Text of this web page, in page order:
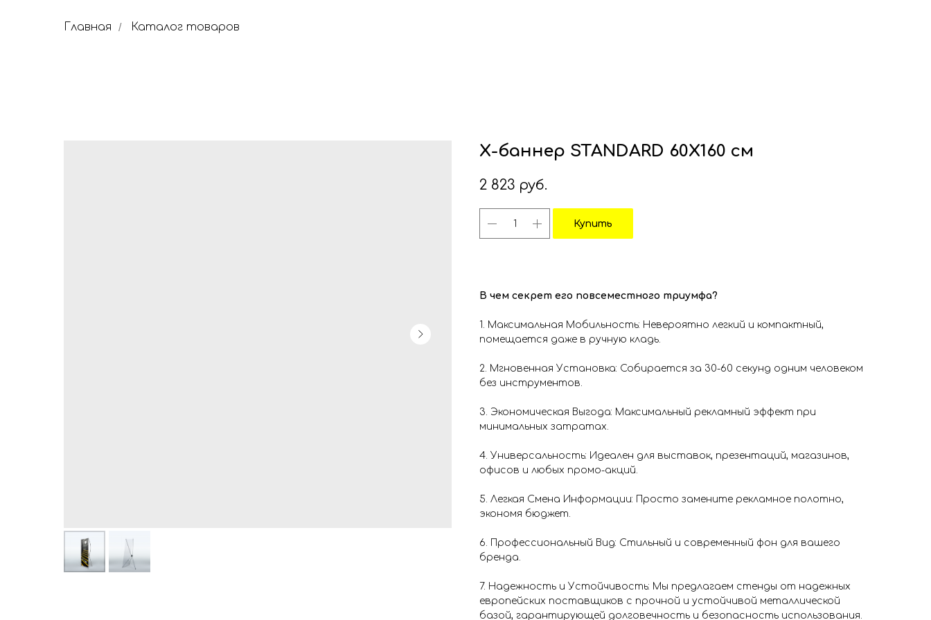
Главная / Каталог товаров
Х-баннер STANDARD 60X160 см
2 823 руб.
Купить
В чем секрет его повсеместного триумфа?
1. Максимальная Мобильность: Невероятно легкий и компактный,
помещается даже в ручную кладь.
2. Мгновенная Установка: Собирается за 30-60 секунд одним человеком
без инструментов.
3. Экономическая Выгода: Максимальный рекламный эффект при
минимальных затратах.
4. Универсальность: Идеален для выставок, презентаций, магазинов,
офисов и любых промо-акций.
5. Легкая Смена Информации: Просто замените рекламное полотно,
экономя бюджет.
6. Профессиональный Вид: Стильный и современный фон для вашего
бренда.
7. Надежность и Устойчивость: Мы предлагаем стенды от надежных
европейских поставщиков с прочной и устойчивой металлической
базой, гарантирующей долговечность и безопасность использования.